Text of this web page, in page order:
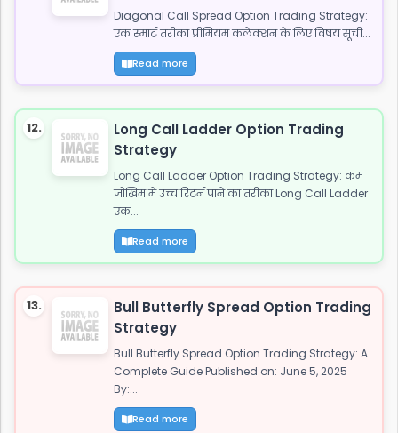
Diagonal Call Spread Option Trading Strategy:
एक स्मार्ट तरीका प्रीमियम कलेक्शन के लिए विषय सूची...
Read more
12.
Long Call Ladder Option Trading
Strategy
Long Call Ladder Option Trading Strategy: कम
जोखिम में उच्च रिटर्न पाने का तरीका Long Call Ladder
एक...
Read more
13.
Bull Butterfly Spread Option Trading
Strategy
Bull Butterfly Spread Option Trading Strategy: A
Complete Guide Published on: June 5, 2025
By:...
Read more